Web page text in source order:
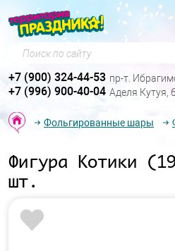
Поиск по сайту
+7 (900) 324-44-53 пр-т.
+7 (996) 900-40-04 Аделя Кутуя,
Фольгированные шары
Фигура Котики
шт.